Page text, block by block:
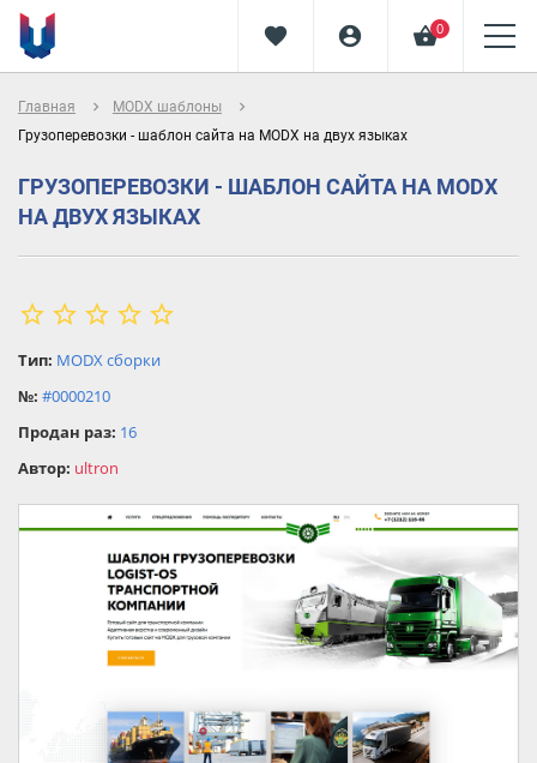
favorite account_circle shopping_basket0
Главная navigate_next MODX шаблоны
navigate_next
Грузоперевозки - шаблон сайта на MODX на двух языках
ГРУЗОПЕРЕВОЗКИ - ШАБЛОН САЙТА НА MODX
НА ДВУХ ЯЗЫКАХ
star_border star_border star_border star_border star_border
star
star
star
Тип: MODX сборки
№: #0000210
Продан раз: 16
Автор: ultron